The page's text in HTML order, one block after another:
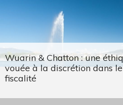
Wuarin & Chatton : une
vouée à la discrétion dans
fiscalité